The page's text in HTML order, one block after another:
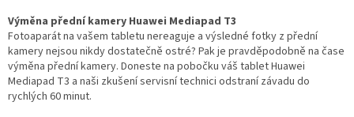
Výměna přední kamery Huawei Mediapad T3
Fotoaparát na vašem tabletu nereaguje a výsledné fotky z přední
kamery nejsou nikdy dostatečně ostré? Pak je pravděpodobně na čase
výměna přední kamery. Doneste na pobočku váš tablet Huawei
Mediapad T3 a naši zkušení servisní technici odstraní závadu do
rychlých 60 minut.